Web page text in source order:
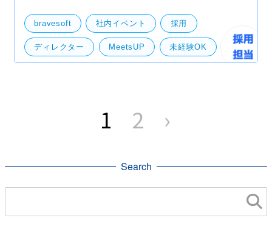
方。今回はそんなチャレンジャーを募集すべく未経験
者を対
bravesoft 社内イベント 採用
ディレクター MeetsUP 未経験OK
り
1 2 ›
Search